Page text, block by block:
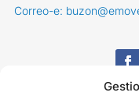
Correo-e: